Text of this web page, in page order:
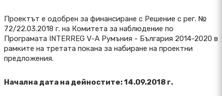
Проектът е одобрен за финансиране с Решение с рег. №
72/22.03.2018 г. на Комитета за наблюдение по
Програмата INTERREG V-A Румъния - България 2014-2020 в
рамките на третата покана за набиране на проектни
предложения.
Начална дата на дейностите: 14.09.2018 г.